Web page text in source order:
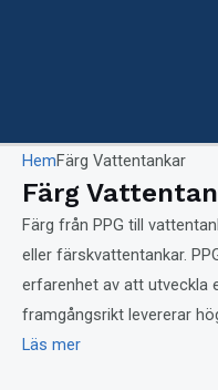
HemFärg Vattentankar
Färg
Färg från PPG till
eller färskvattentankar.
erfarenhet av att utveckla
framgångsrikt levererar
Läs mer